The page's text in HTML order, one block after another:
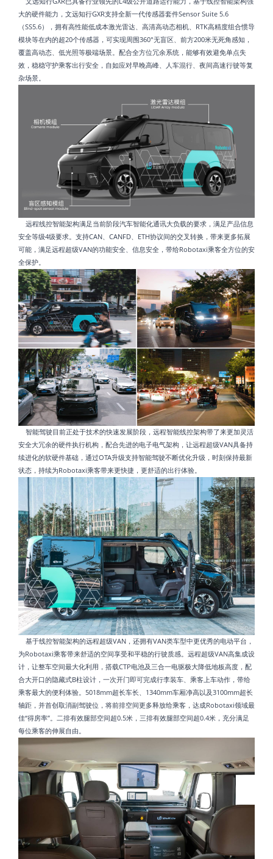
大的硬件能力，文远知行GXR支持全新一代传感器套件Sensor Suite 5.6
（SS5.6），拥有高性能低成本激光雷达、高清高动态相机、RTK高精度组合惯导
模块等在内的超20个传感器，可实现周围360°无盲区、前方200米无死角感知，
覆盖高动态、低光照等极端场景。配合全方位冗余系统，能够有效避免单点失
效，稳稳守护乘客出行安全，自如应对早晚高峰、人车混行、夜间高速行驶等复
杂场景。
远程线控智能架构满足当前阶段汽车智能化通讯大负载的要求，满足产品信息
安全等级4级要求。支持CAN、CANFD、ETH协议间的交叉转换，带来更多拓展
可能，满足远程超级VAN的功能安全、信息安全，带给Robotaxi乘客全方位的安
全保护。
智能驾驶目前正处于技术的快速发展阶段，远程智能线控架构带了来更加灵活
安全大冗余的硬件执行机构，配合先进的电子电气架构，让远程超级VAN具备持
续进化的软硬件基础，通过OTA升级支持智能驾驶不断优化升级，时刻保持最新
状态，持续为Robotaxi乘客带来更快捷，更舒适的出行体验。
基于线控智能架构的远程超级VAN，还拥有VAN类车型中更优秀的电动平台，
为Robotaxi乘客带来舒适的空间享受和平稳的行驶质感。远程超级VAN高集成设
计，让整车空间最大化利用，搭载CTP电池及三合一电驱极大降低地板高度，配
合大开口的隐藏式B柱设计，一次开门即可完成行李装车、乘客上车动作，带给
乘客最大的便利体验。5018mm超长车长、1340mm车厢净高以及3100mm超长
轴距，并首创取消副驾驶位，将前排空间更多释放给乘客，达成Robotaxi领域最
佳“得房率”。二排有效腿部空间超0.5米，三排有效腿部空间超0.4米，充分满足
每位乘客的伸展自由。